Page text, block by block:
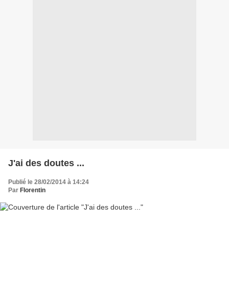
J'ai des doutes ...
Publié le 28/02/2014 à 14:24
Par Florentin